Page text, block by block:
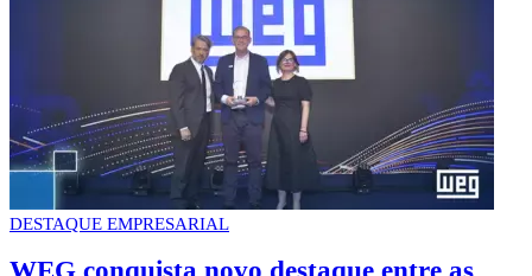
DESTAQUE EMPRESARIAL